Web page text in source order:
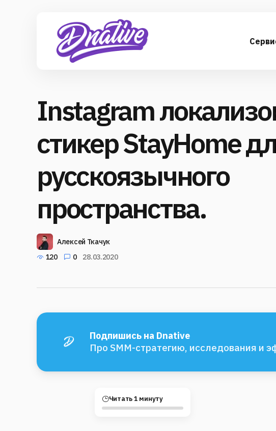
Instagram
стикер StayHome
русскоязычного
пространства.
Алексей Ткачук
120
0 28.03.2020
Подпишись на Dnative
Про SMM-стратегию, исследования и
Читать 1 минуту